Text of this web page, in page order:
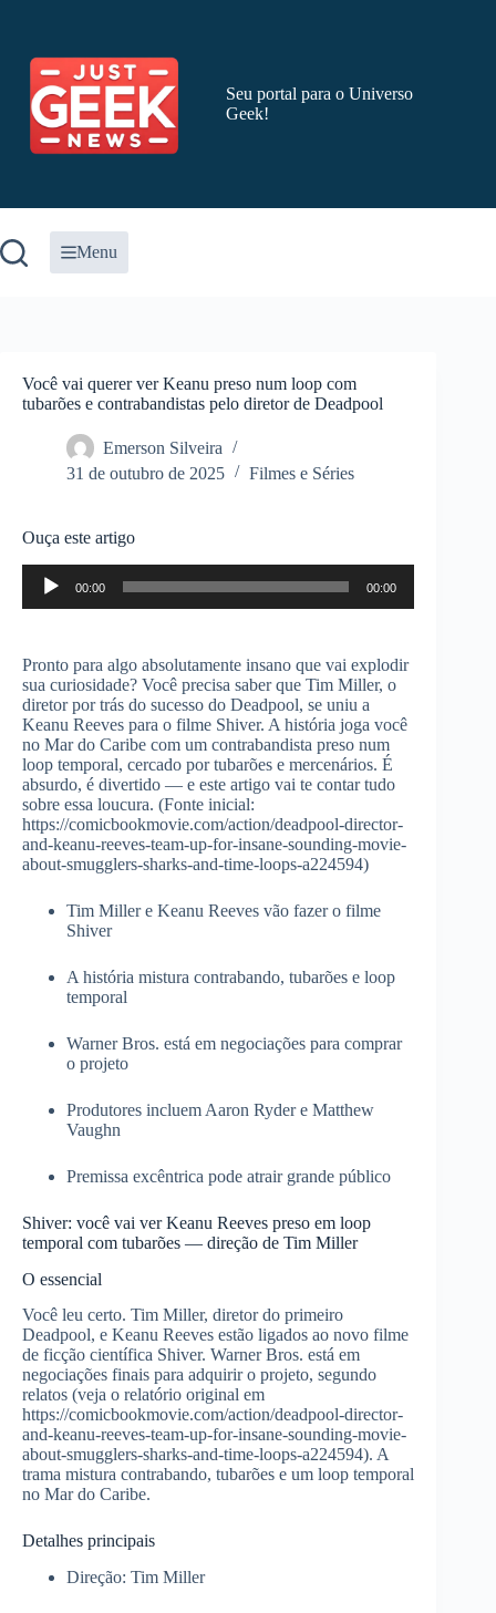
conteúdo
Seu portal para o Universo
Geek!
Menu
Você vai querer ver Keanu preso num loop com
tubarões e contrabandistas pelo diretor de Deadpool
Emerson Silveira
31 de outubro de 2025
Filmes e Séries
Ouça este artigo
Tocador
áudio
00:00 00:00
Pronto para algo absolutamente insano que vai explodir
sua curiosidade? Você precisa saber que Tim Miller, o
diretor por trás do sucesso do Deadpool, se uniu a
Keanu Reeves para o filme Shiver. A história joga você
no Mar do Caribe com um contrabandista preso num
loop temporal, cercado por tubarões e mercenários. É
absurdo, é divertido — e este artigo vai te contar tudo
sobre essa loucura. (Fonte inicial:
https://comicbookmovie.com/action/deadpool-director-
and-keanu-reeves-team-up-for-insane-sounding-movie-
about-smugglers-sharks-and-time-loops-a224594)
Tim Miller e Keanu Reeves vão fazer o filme
Shiver
A história mistura contrabando, tubarões e loop
temporal
Warner Bros. está em negociações para comprar
o projeto
Produtores incluem Aaron Ryder e Matthew
Vaughn
Premissa excêntrica pode atrair grande público
Shiver: você vai ver Keanu Reeves preso em loop
temporal com tubarões — direção de Tim Miller
O essencial
Você leu certo. Tim Miller, diretor do primeiro
Deadpool, e Keanu Reeves estão ligados ao novo filme
de ficção científica Shiver. Warner Bros. está em
negociações finais para adquirir o projeto, segundo
relatos (veja o relatório original em
https://comicbookmovie.com/action/deadpool-director-
and-keanu-reeves-team-up-for-insane-sounding-movie-
about-smugglers-sharks-and-time-loops-a224594). A
trama mistura contrabando, tubarões e um loop temporal
no Mar do Caribe.
Detalhes principais
Direção: Tim Miller